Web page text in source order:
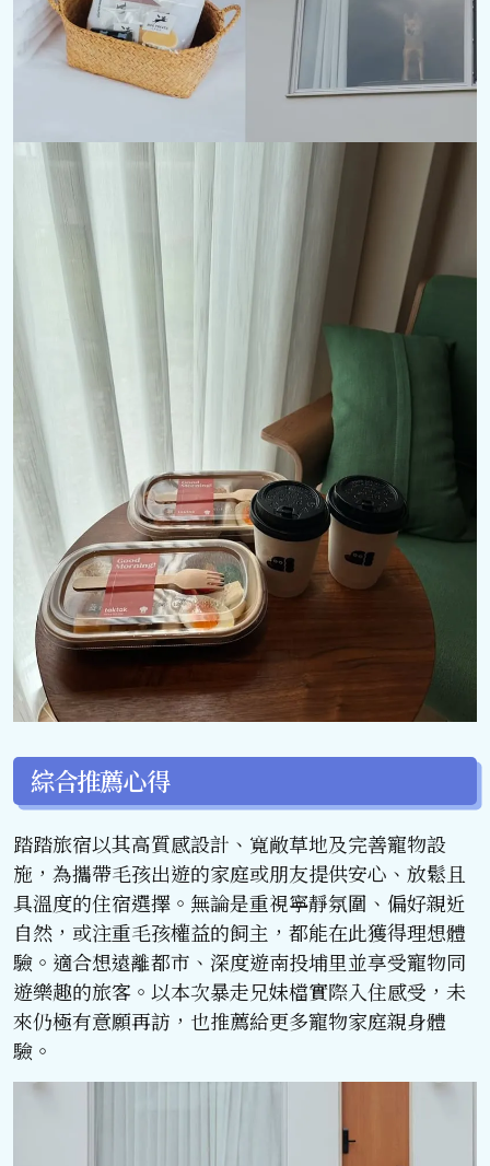
綜合推薦心得
踏踏旅宿以其高質感設計、寬敞草地及完善寵物設
施，為攜帶毛孩出遊的家庭或朋友提供安心、放鬆且
具溫度的住宿選擇。無論是重視寧靜氛圍、偏好親近
自然，或注重毛孩權益的飼主，都能在此獲得理想體
驗。適合想遠離都市、深度遊南投埔里並享受寵物同
遊樂趣的旅客。以本次暴走兄妹檔實際入住感受，未
來仍極有意願再訪，也推薦給更多寵物家庭親身體
驗。